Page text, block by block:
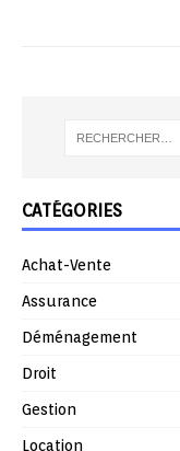
CATÉGORIES
Achat-Vente
Assurance
Déménagement
Droit
Gestion
Location